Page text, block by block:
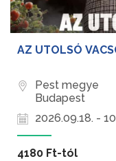
AZ UTOLSÓ
Pest megye
Budapest
2026.09.18. -
4180 Ft-tól